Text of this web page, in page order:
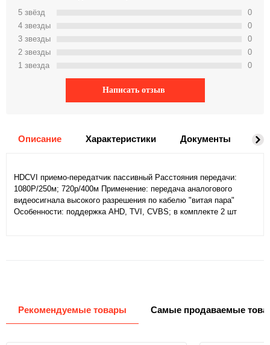
5 звёзд
4 звeзды
3 звeзды
2 звeзды
1 звeзда
0
0
0
0
0
Написать отзыв
Описание Характеристики Документы
HDCVI приемо-передатчик пассивный Расстояния передачи:
1080P/250м; 720р/400м Применение: передача аналогового
видеосигнала высокого разрешения по кабелю "витая пара"
Особенности: поддержка AHD, TVI, CVBS; в комплекте 2 шт
Рекомендуемые товары Самые продаваемые